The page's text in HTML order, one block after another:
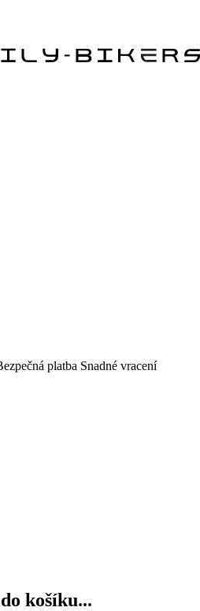
platba Snadné vracení
košíku...